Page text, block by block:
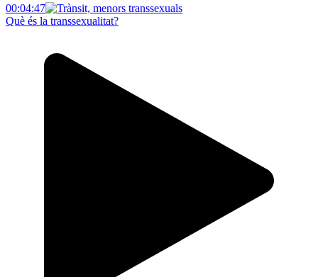
00:04:47
Què és la transsexualitat?